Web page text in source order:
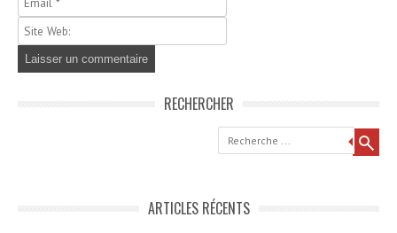
RECHERCHER
Recherche
ARTICLES RÉCENTS